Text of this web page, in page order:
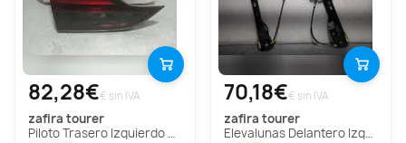
82,28€€ sin IVA
zafira tourer
Piloto Trasero Izquierdo Para Opel Zafira Tourer
70,18€€ sin IVA
zafira tourer
Elevalunas Delantero Izquierdo para Opel Zafira Tourer